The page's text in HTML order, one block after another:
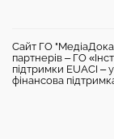
Сайт ГО
партнерів – ГО
підтримки EUACI –
фінансова